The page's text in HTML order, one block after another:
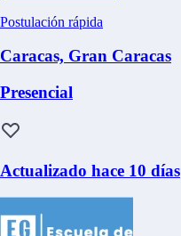
Postulación rápida
Caracas, Gran Caracas
Presencial
Actualizado hace 10 días